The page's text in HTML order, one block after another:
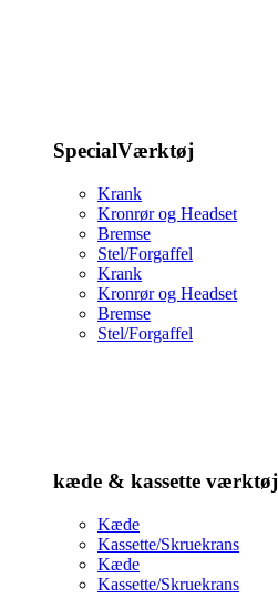
SpecialVærktøj
Krank
Kronrør og Headset
Bremse
Stel/Forgaffel
Krank
Kronrør og Headset
Bremse
Stel/Forgaffel
kæde & kassette værktøj
Kæde
Kassette/Skruekrans
Kæde
Kassette/Skruekrans